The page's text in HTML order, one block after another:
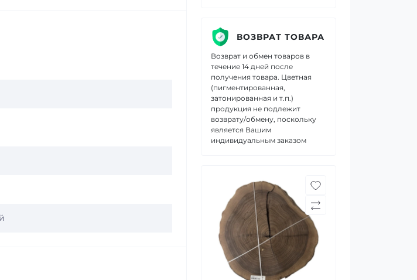
ВОЗВРАТ ТОВАРА
Возврат и обмен товаров в
течение 14 дней после
получения товара. Цветная
(пигментированная,
затонированная и т.п.)
продукция не подлежит
возврату/обмену, поскольку
является Вашим
индивидуальным заказом